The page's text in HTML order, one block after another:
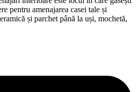
pentru amenajarea casei tale și
și parchet până la uși, mochetă,